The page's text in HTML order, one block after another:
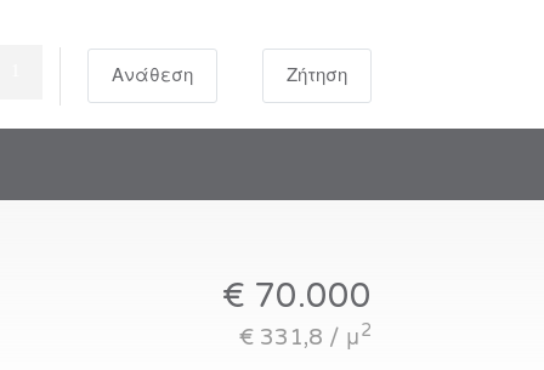
Ανάθεση Ζήτηση
€ 70.000
€ 331,8 / μ2